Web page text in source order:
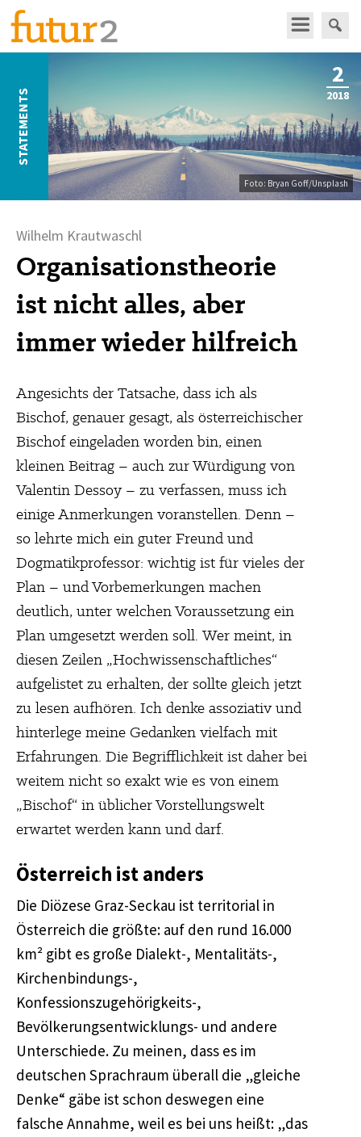
2
2018
Foto: Bryan Goff/Unsplash
STATEMENTS
Wilhelm Krautwaschl
Organisationstheorie
ist nicht alles, aber
immer wieder hilfreich
Angesichts der Tatsache, dass ich als
Bischof, genauer gesagt, als österreichischer
Bischof eingeladen worden bin, einen
kleinen Beitrag – auch zur Würdigung von
Valentin Dessoy – zu verfassen, muss ich
einige Anmerkungen voranstellen. Denn –
so lehrte mich ein guter Freund und
Dogmatikprofessor: wichtig ist für vieles der
Plan – und Vorbemerkungen machen
deutlich, unter welchen Voraussetzung ein
Plan umgesetzt werden soll. Wer meint, in
diesen Zeilen „Hochwissenschaftliches“
aufgelistet zu erhalten, der sollte gleich jetzt
zu lesen aufhören. Ich denke assoziativ und
hinterlege meine Gedanken vielfach mit
Erfahrungen. Die Begrifflichkeit ist daher bei
weitem nicht so exakt wie es von einem
„Bischof“ in üblicher Vorstellungswelt
erwartet werden kann und darf.
Österreich ist anders
Die Diözese Graz-Seckau ist territorial in
Österreich die größte: auf den rund 16.000
km² gibt es große Dialekt-, Mentalitäts-,
Kirchenbindungs-,
Konfessionszugehörigkeits-,
Bevölkerungsentwicklungs- und andere
Unterschiede. Zu meinen, dass es im
deutschen Sprachraum überall die „gleiche
Denke“ gäbe ist schon deswegen eine
falsche Annahme, weil es bei uns heißt: „das